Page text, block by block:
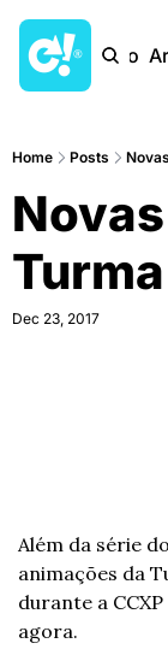
Início
Home Posts
Dec 23, 2017
Além da série
animações da
durante a
agora.